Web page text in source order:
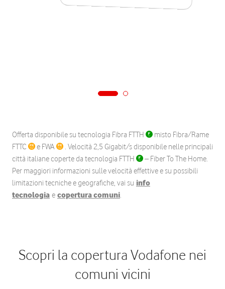
Offerta disponibile su tecnologia Fibra FTTH
misto Fibra/Rame
FTTC
e FWA
. Velocità 2,5 Gigabit/s disponibile nelle principali
città italiane coperte da tecnologia FTTH
– Fiber To The Home.
Per maggiori informazioni sulle velocità effettive e su possibili
limitazioni tecniche e geografiche, vai su info
tecnologia e copertura comuni.
Scopri la copertura Vodafone nei
comuni vicini